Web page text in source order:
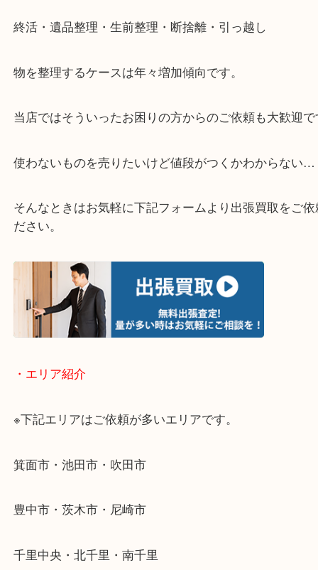
▽お電話の方は下記バナーをタップしてください▽
・どんなご相談もお気軽にお問い合わせください
終活・遺品整理・生前整理・断捨離・引っ越し
物を整理するケースは年々増加傾向です。
当店ではそういったお困りの方からのご依頼も大
使わないものを売りたいけど値段がつくかわから
そんなときはお気軽に下記フォームより出張買取を